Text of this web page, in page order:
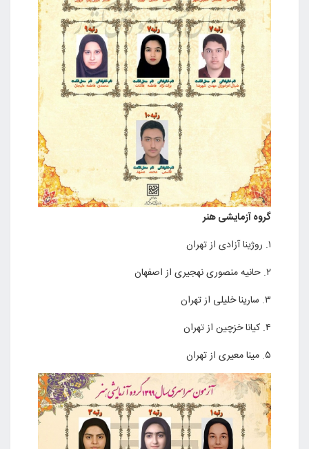
گروه آزمایشی هنر
۱. روژینا آزادی از تهران
۲. حانیه منصوری نهجیری از اصفهان
۳. سارینا خلیلی از تهران
۴. کیانا خزچین از تهران
۵. مینا معیری از تهران